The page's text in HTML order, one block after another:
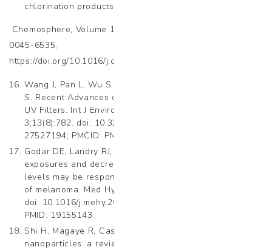
chlorination products,
Chemosphere, Volume 182, 2017, Pages 238-244, ISSN
0045-6535,
https://doi.org/10.1016/j.chemosphere.2017.04.125.
Wang J, Pan L, Wu S, Lu L, Xu Y, Zhu Y, Guo M, Zhuang
S. Recent Advances on Endocrine Disrupting Effects of
UV Filters. Int J Environ Res Public Health. 2016 Aug
3;13(8):782. doi: 10.3390/ijerph13080782. PMID:
27527194; PMCID: PMC4997468.
Godar DE, Landry RJ, Lucas AD. Increased UVA
exposures and decreased cutaneous Vitamin D(3)
levels may be responsible for the increasing incidence
of melanoma. Med Hypotheses. 2009 Apr;72(4):434-43.
doi: 10.1016/j.mehy.2008.09.056. Epub 2009 Jan 19.
PMID: 19155143.
Shi H, Magaye R, Castranova V, Zhao J. Titanium dioxide
nanoparticles: a review of current toxicological data.